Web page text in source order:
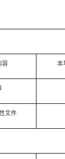
容 本
文件